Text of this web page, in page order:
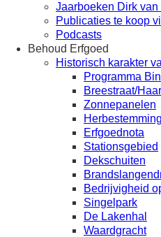
Jaarboeken Dirk van
Publicaties te koop
Podcasts
Behoud Erfgoed
Historisch karakter
Programma
Breestraat/
Zonnepanelen
Erfgoednota
Stationsgebied
Dekschuiten
Bedrijvigheid
Singelpark
De Lakenhal
Waardgracht